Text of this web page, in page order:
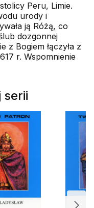
Peru, Limie.
urody i
ją Różą, co
dozgonnej
z Bogiem łączyła z
r. Wspomnienie
serii